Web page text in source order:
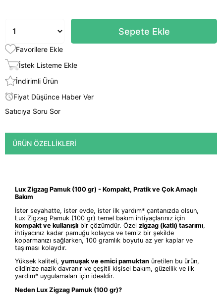
Favorilere Ekle
İstek Listeme Ekle
İndirimli Ürün
Fiyat Düşünce Haber Ver
Satıcıya Soru Sor
ÜRÜN ÖZELLIKLERI
Lux Zigzag Pamuk (100 gr) - Kompakt, Pratik ve Çok Amaçlı
Bakım
İster seyahatte, ister evde, ister ilk yardım* çantanızda olsun,
Lux Zigzag Pamuk (100 gr) temel bakım ihtiyaçlarınız için
kompakt ve kullanışlı bir çözümdür. Özel zigzag (katlı) tasarımı,
ihtiyacınız kadar pamuğu kolayca ve temiz bir şekilde
koparmanızı sağlarken, 100 gramlık boyutu az yer kaplar ve
taşıması kolaydır.
Yüksek kaliteli, yumuşak ve emici pamuktan üretilen bu ürün,
cildinize nazik davranır ve çeşitli kişisel bakım, güzellik ve ilk
yardım* uygulamaları için idealdir.
Neden Lux Zigzag Pamuk (100 gr)?